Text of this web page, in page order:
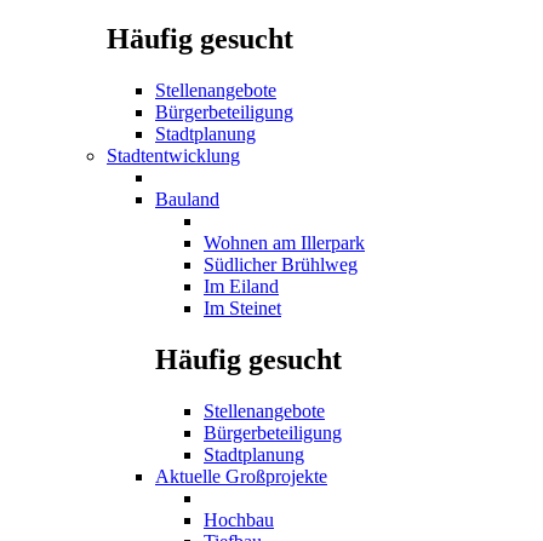
Häufig gesucht
Stellenangebote
Bürgerbeteiligung
Stadtplanung
Stadtentwicklung
Bauland
Wohnen am Illerpark
Südlicher Brühlweg
Im Eiland
Im Steinet
Häufig gesucht
Stellenangebote
Bürgerbeteiligung
Stadtplanung
Aktuelle Großprojekte
Hochbau